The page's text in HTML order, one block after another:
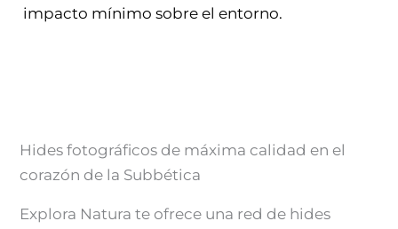
impacto mínimo sobre el entorno.
Hides fotográficos de máxima calidad en el
corazón de la Subbética
Explora Natura te ofrece una red de hides